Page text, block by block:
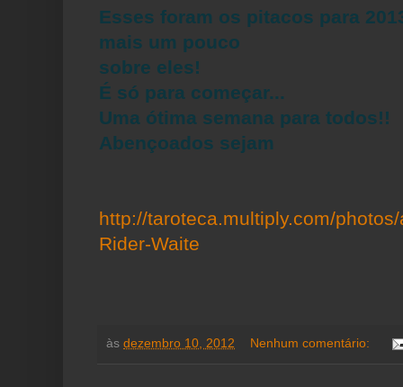
Esses foram os pitacos para
mais um pouco
sobre eles!
É só para começar...
Uma ótima semana para todos!!
Abençoados sejam
http://taroteca.multiply.com/
Rider-Waite
às dezembro 10, 2012 Nenhum comentário: